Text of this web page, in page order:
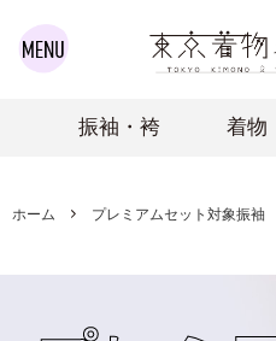
振袖・袴 着物
ホーム プレミアムセット対象振袖